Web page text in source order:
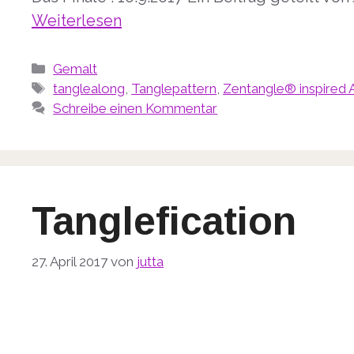
Weiterlesen
Kategorien
Gemalt
Schlagwörter
tanglealong, Tanglepattern, Zentangle® inspired
Schreibe einen Kommentar
Tanglefication
27. April 2017 von jutta